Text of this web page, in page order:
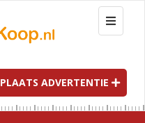
T
o
g
l
e
n
PLAATS ADVERTENTIE